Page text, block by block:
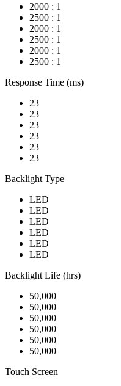
2000 : 1
2500 : 1
2000 : 1
2500 : 1
2000 : 1
2500 : 1
Response Time (ms)
23
23
23
23
23
23
Backlight Type
LED
LED
LED
LED
LED
LED
Backlight Life (hrs)
50,000
50,000
50,000
50,000
50,000
50,000
Touch Screen